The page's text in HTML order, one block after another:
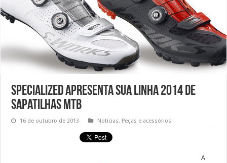
Specialized apresenta sua linha 2014 de
sapatilhas MTB
16 de outubro de 2013 Notícias, Peças e acessórios
A